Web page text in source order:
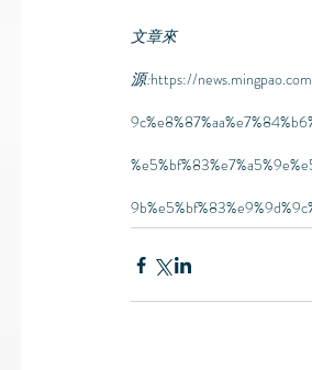
文章來
源:https://